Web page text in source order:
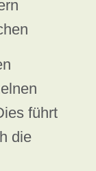
führt
die